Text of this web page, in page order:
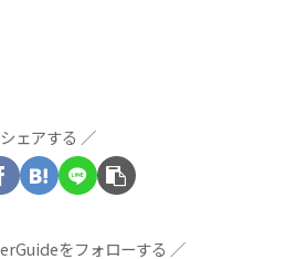
シェアする
をフォローする